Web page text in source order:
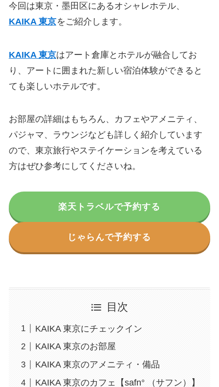
今回は東京・墨田区にあるオシャレホテル、
KAIKA 東京をご紹介します。
KAIKA 東京はアート倉庫とホテルが融合してお
り、アートに囲まれた新しい宿泊体験ができると
ても楽しいホテルです。
お部屋の詳細はもちろん、カフェやアメニティ、
パジャマ、ラウンジなども詳しく紹介しています
ので、東京旅行やステイケーションを考えている
方はぜひ参考にしてくださいね。
楽天トラベルで予約する
じゃらんで予約する
目次
KAIKA 東京にチェックイン
KAIKA 東京のお部屋
KAIKA 東京のアメニティ・備品
KAIKA 東京のカフェ【safn° （サフン）】